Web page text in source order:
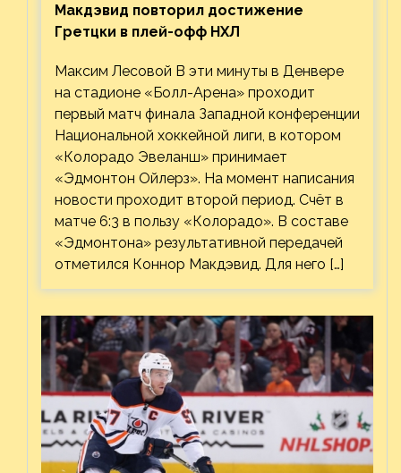
Макдэвид повторил достижение
Гретцки в плей-офф НХЛ
Максим Лесовой В эти минуты в Денвере
на стадионе «Болл-Арена» проходит
первый матч финала Западной конференции
Национальной хоккейной лиги, в котором
«Колорадо Эвеланш» принимает
«Эдмонтон Ойлерз». На момент написания
новости проходит второй период. Счёт в
матче 6:3 в пользу «Колорадо». В составе
«Эдмонтона» результативной передачей
отметился Коннор Макдэвид. Для него […]